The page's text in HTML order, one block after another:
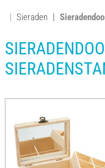
Sieraden